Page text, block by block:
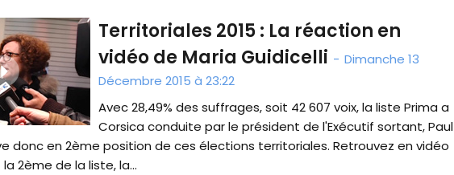
Territoriales 2015 : La réaction en
vidéo de Maria Guidicelli - Dimanche 13
Décembre 2015 à 23:22
Avec 28,49% des suffrages, soit 42 607 voix, la liste Prima a
Corsica conduite par le président de l'Exécutif sortant, Paul
donc en 2ème position de ces élections territoriales. Retrouvez en vidéo
2ème de la liste, la...